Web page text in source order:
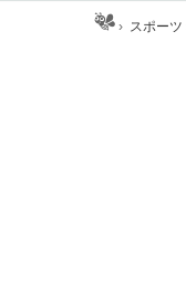
ホーム › スポーツ